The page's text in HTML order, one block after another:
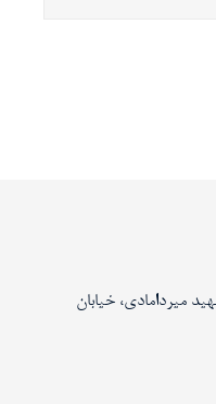
میردامادی، خیابان